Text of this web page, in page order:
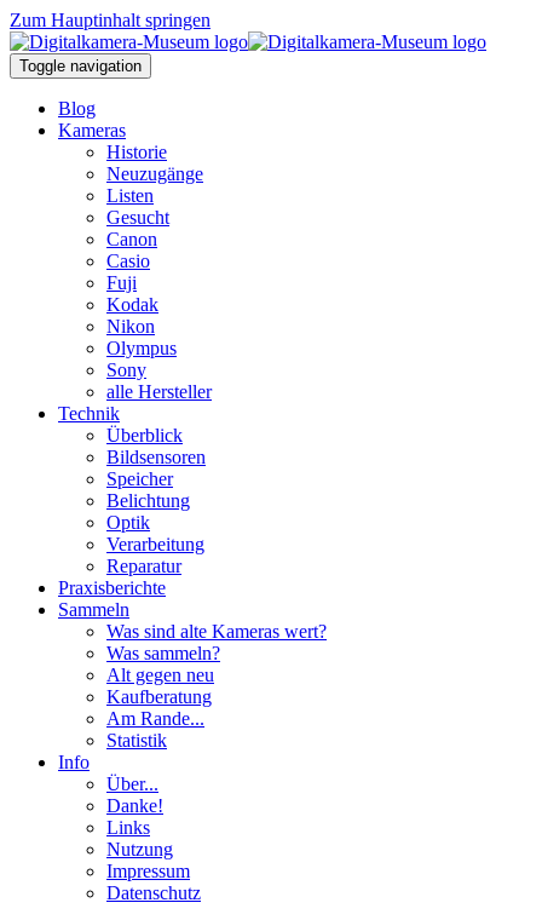
Zum Hauptinhalt springen
Toggle navigation
Blog
Kameras
Historie
Neuzugänge
Listen
Gesucht
Canon
Casio
Fuji
Kodak
Nikon
Olympus
Sony
alle Hersteller
Technik
Überblick
Bildsensoren
Speicher
Belichtung
Optik
Verarbeitung
Reparatur
Praxisberichte
Sammeln
Was sind alte Kameras wert?
Was sammeln?
Alt gegen neu
Kaufberatung
Am Rande...
Statistik
Info
Über...
Danke!
Links
Nutzung
Impressum
Datenschutz